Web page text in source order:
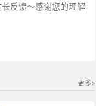
反馈～感谢您的理解
更多»